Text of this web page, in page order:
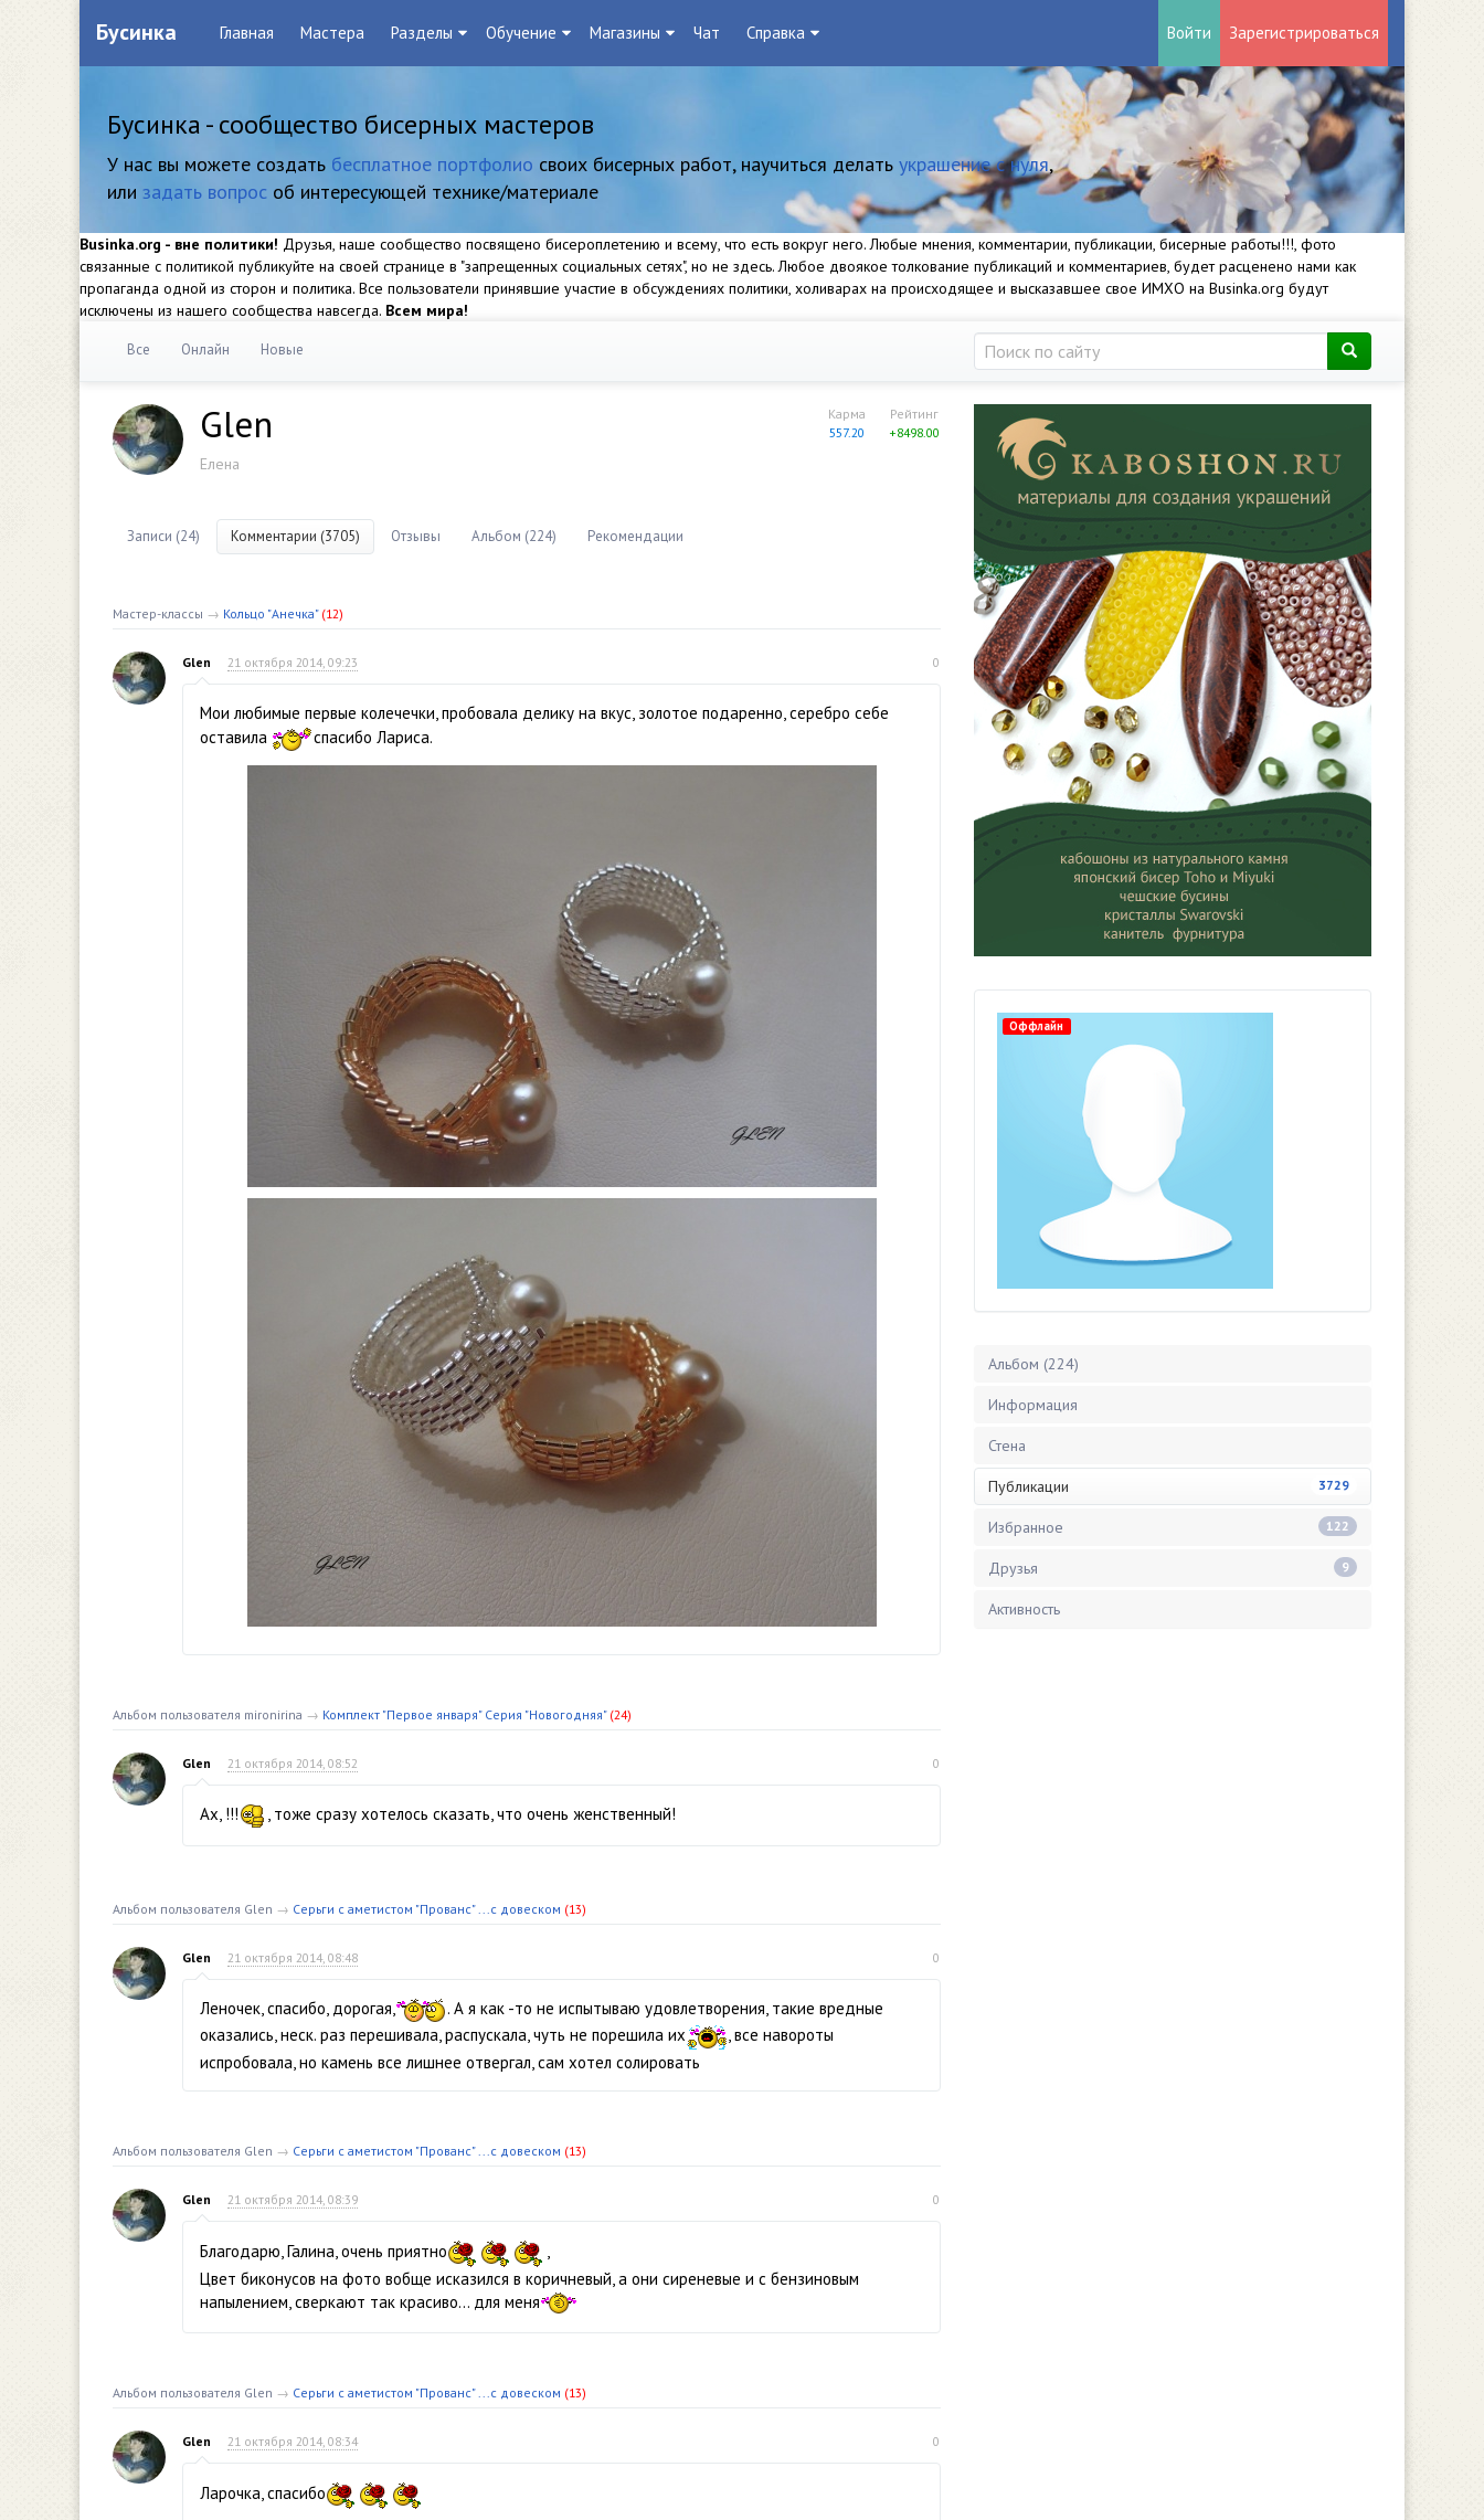
Бусинка Главная Мастера Разделы Обучение Магазины Чат Справка Войти Зарегистрироваться
Бусинка - сообщество бисерных мастеров
У нас вы можете создать бесплатное портфолио своих бисерных работ, научиться делать украшение с нуля,
или задать вопрос об интересующей технике/материале
Businka.org - вне политики! Друзья, наше сообщество посвящено бисероплетению и всему, что есть вокруг него. Любые мнения, комментарии, публикации, бисерные работы!!!, фото
связанные с политикой публикуйте на своей странице в "запрещенных социальных сетях", но не здесь. Любое двоякое толкование публикаций и комментариев, будет расценено нами как
пропаганда одной из сторон и политика. Все пользователи принявшие участие в обсуждениях политики, холиварах на происходящее и высказавшее свое ИМХО на Businka.org будут
исключены из нашего сообщества навсегда. Всем мира!
Все Онлайн Новые
Рейтинг
+8498.00
Карма
557.20
Glen
Елена
Записи (24) Комментарии (3705) Отзывы Альбом (224) Рекомендации
Мастер-классы → Кольцо "Анечка" (12)
Glen 21 октября 2014, 09:23 0
Мои любимые первые колечечки, пробовала делику на вкус, золотое подаренно, серебро себе
оставила
спасибо Лариса.
Альбом пользователя mironirina → Комплект "Первое января" Серия "Новогодняя" (24)
Glen 21 октября 2014, 08:52 0
Ах, !!! , тоже сразу хотелось сказать, что очень женственный!
Альбом пользователя Glen → Серьги с аметистом "Прованс" ...с довеском (13)
Glen 21 октября 2014, 08:48 0
Леночек, спасибо, дорогая,
. А я как -то не испытываю удовлетворения, такие вредные
оказались, неск. раз перешивала, распускала, чуть не порешила их
, все навороты
испробовала, но камень все лишнее отвергал, сам хотел солировать
Альбом пользователя Glen → Серьги с аметистом "Прованс" ...с довеском (13)
Glen 21 октября 2014, 08:39 0
Благодарю, Галина, очень приятно
Цвет биконусов на фото вобще исказился в коричневый, а они сиреневые и с бензиновым
напылением, сверкают так красиво… для меня
Альбом пользователя Glen → Серьги с аметистом "Прованс" ...с довеском (13)
Glen 21 октября 2014, 08:34 0
Ларочка, спасибо
Оффлайн
Альбом (224)
Информация
Стена
Публикации 3729
Избранное 122
Друзья 9
Активность